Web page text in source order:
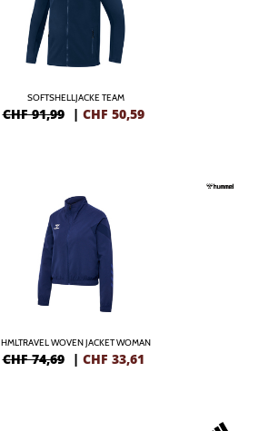
SOFTSHELLJACKE TEAM
CHF 91,99 | CHF 50,59
HMLTRAVEL WOVEN JACKET WOMAN
CHF 74,69 | CHF 33,61